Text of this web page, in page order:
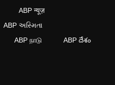
ABP न्यूज़
ABP અસ્મિતા
ABP நாடு ABP దేశం